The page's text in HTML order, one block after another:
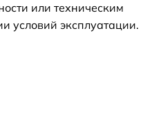
или техническим
условий эксплуатации.